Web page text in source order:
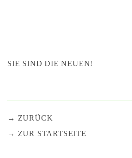
SIE SIND DIE NEUEN!
ZURÜCK
ZUR STARTSEITE